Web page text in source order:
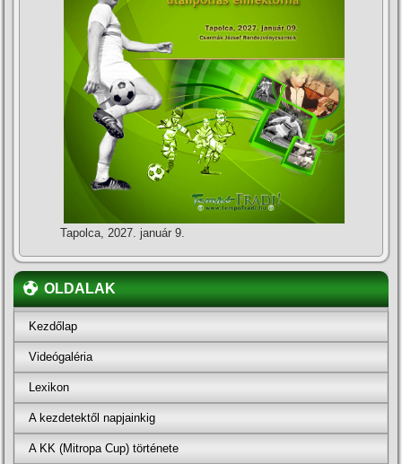
Tapolca, 2027. január 9.
OLDALAK
Kezdőlap
Videógaléria
Lexikon
A kezdetektől napjainkig
A KK (Mitropa Cup) története